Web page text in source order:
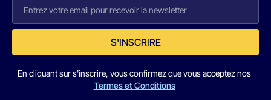
S'INSCRIRE
En cliquant sur s'inscrire, vous confirmez que vous acceptez nos
Termes et Conditions